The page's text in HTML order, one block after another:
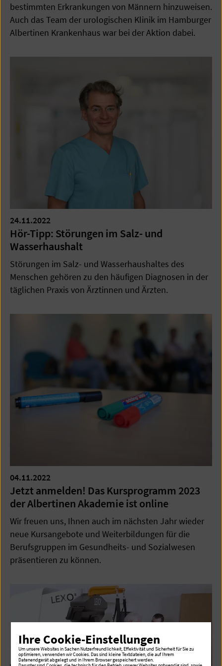
bestimmten Erkrankungen von Männern hinzuweisen.
Auch das Team der urologischen Klinik im Hamburger
Albertinen Krankenhaus war bei der Aktion dabei.
24.11.2022
Hör-Tipp: Störungen im Salz- und
Wasserhaushalt
Störungen im Salz- und Wasserhaushaltes des
Menschen gehören zu den häufigen Diagnosen in der
täglichen Praxis von Ärztinnen und Ärzten.
04.11.2022
Jetzt anmelden! Das Kursprogramm 2023
der Albertinen Akademie ist online
Wir freuen uns, Ihnen auch im nächsten Jahr wieder
neue Kursangebote und Weiterbildungen für die
Berufsgruppen im Gesundheits- und Sozialwesen
präsentieren zu können.
Ihre Cookie-Einstellungen
Um unsere Websites in Sachen Nutzerfreundlichkeit, Effektivität und Sicherheit für Sie zu
optimieren, verwenden wir Cookies. Das sind kleine Textdateien, die auf Ihrem
Datenendgerät abgelegt und in Ihrem Browser gespeichert werden.